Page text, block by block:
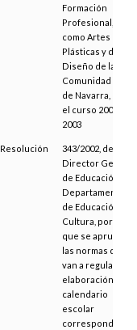
Formación
Profesional, así
como Artes
Plásticas y de
Diseño de la
Comunidad Foral
de Navarra, para
el curso 2002-
2003
Resolución
343/2002, del
Director General
de Educación, del
Departamento
de Educación y
Cultura, por la
que se aprueban
las normas que
van a regular la
elaboración del
calendario
escolar
correspondiente